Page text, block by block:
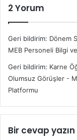
2 Yorum
Geri bildirim: Dönem
MEB Personeli Bilgi
Geri bildirim: Karne
Olumsuz Görüşler -
Platformu
Bir cevap yazın